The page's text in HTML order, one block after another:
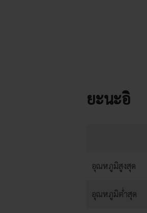
ยะนะอิ
อุณหภูมิสูงสุด
อุณหภูมิต่ำสุด